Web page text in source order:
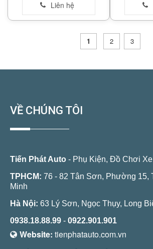
1 2 3
VỀ CHÚNG TÔI
Tiến Phát Auto - Phụ Kiện, Đồ Chơi
TPHCM: 76 - 82 Tân Sơn, Phường 15,
Minh
Hà Nội: 63 Lý Sơn, Ngọc Thụy, Long
0938.18.88.99 - 0922.901.901
Website: tienphatauto.com.vn